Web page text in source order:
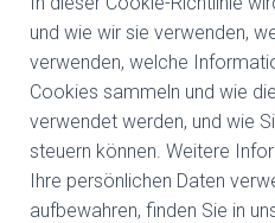
und wie wir sie verwenden,
verwenden, welche
Cookies sammeln und wie
verwendet werden, und wie
steuern können. Weitere
Ihre persönlichen Daten
aufbewahren, finden Sie in